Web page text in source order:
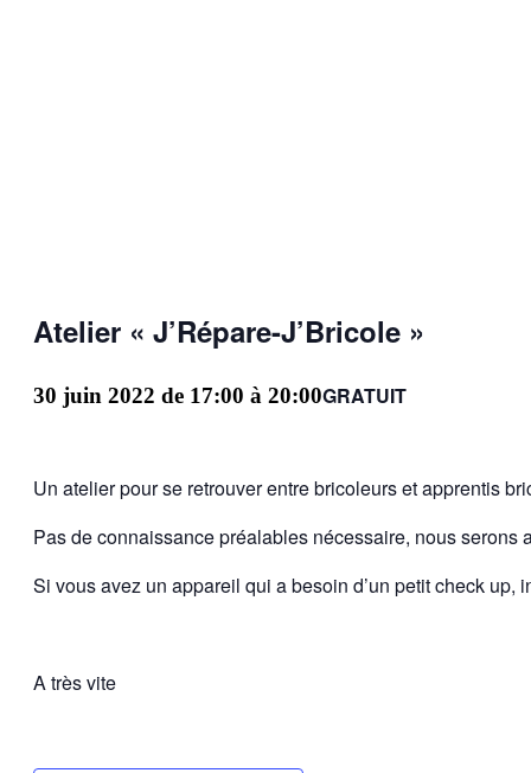
Atelier « J’Répare-J’Bricole »
30 juin 2022 de 17:00 à 20:00GRATUIT
Un atelier pour se retrouver entre bricoleurs et apprentis
Pas de connaissance préalables nécessaire, nous
Si vous avez un appareil qui a besoin d’un petit check up,
A très vite